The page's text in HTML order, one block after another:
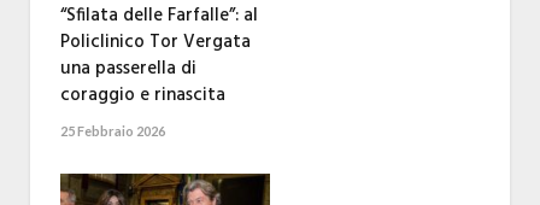
“Sfilata delle Farfalle”: al
Policlinico Tor Vergata
una passerella di
coraggio e rinascita
25 Febbraio 2026